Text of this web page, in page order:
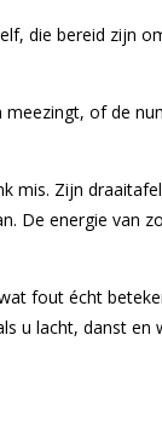
die bereid zijn
of de
mis. Zijn
energie van
fout écht
u lacht, danst en